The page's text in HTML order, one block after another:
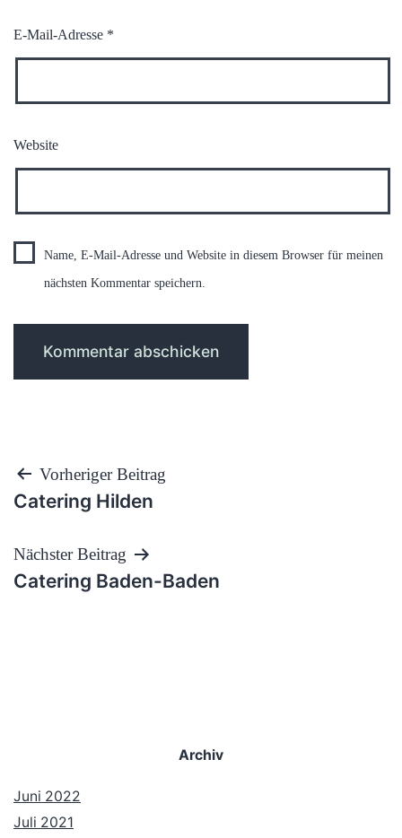
E-Mail-Adresse *
Website
Name, E-Mail-Adresse und Website in diesem Browser für meinen
nächsten Kommentar speichern.
Beitragsnavigation
Vorheriger Beitrag
Catering Hilden
Nächster Beitrag
Catering Baden-Baden
Archiv
Juni 2022
Juli 2021